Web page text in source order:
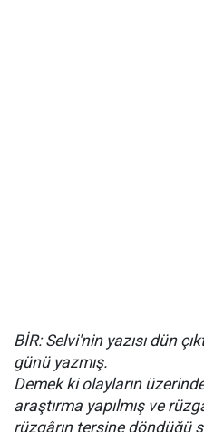
BİR: Selvi'nin yazısı dün
günü yazmış.
Demek ki olayların
araştırma yapılmış ve
rüzgârın tersine döndüğü